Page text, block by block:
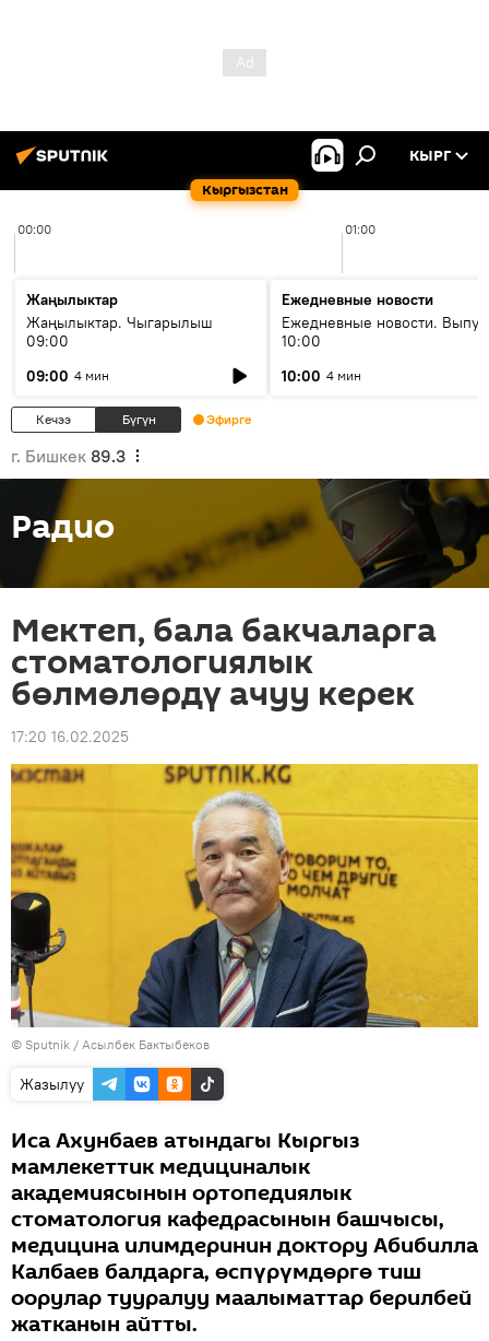
Кыргызстан
КЫРГ
00:00 01:00
Жаңылыктар
Жаңылыктар. Чыгарылыш
09:00
09:00 4 мин
Ежедневные новости
Ежедневные новости.
10:00
10:00 4 мин
Кечээ Бүгүн Эфирге
г. Бишкек 89.3
Радио
Мектеп, бала бакчаларга
стоматологиялык
бөлмөлөрдү ачуу керек
17:20 16.02.2025
© Sputnik / Асылбек Бактыбеков
Жазылуу
Иса Ахунбаев атындагы Кыргыз
мамлекеттик медициналык
академиясынын ортопедиялык
стоматология кафедрасынын башчысы,
медицина илимдеринин доктору Абибилла
Калбаев балдарга, өспүрүмдөргө тиш
оорулар тууралуу маалыматтар берилбей
жатканын айтты.